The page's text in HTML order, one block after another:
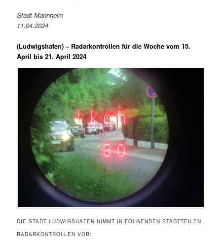
Stadt Mannheim
11.04.2024
(Ludwigshafen) – Radarkontrollen für die Woche vom 15.
April bis 21. April 2024
DIE STADT LUDWIGSHAFEN NIMMT IN FOLGENDEN STADTTEILEN
RADARKONTROLLEN VOR: